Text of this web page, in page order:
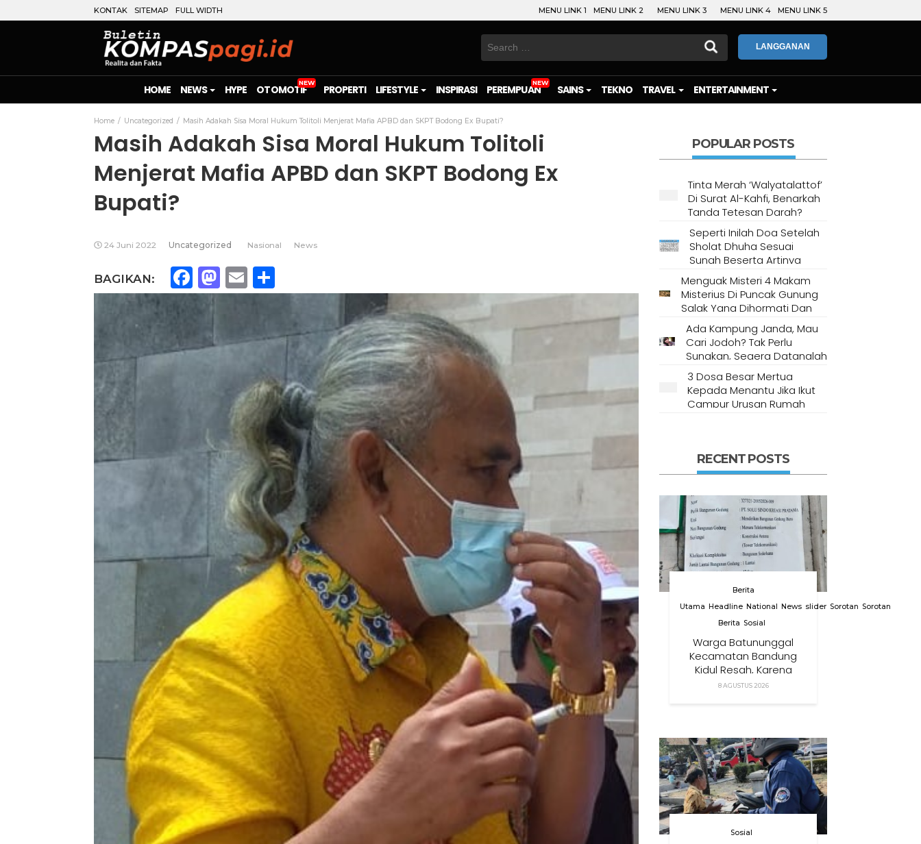
KONTAK SITEMAP FULL WIDTH MENU LINK 1 MENU LINK 2 MENU LINK 3 MENU LINK 4 MENU LINK 5
Search
LANGGANAN
HOME NEWS HYPE OTOMOTIF PROPERTI LIFESTYLE INSPIRASI PEREMPUAN SAINS TEKNO TRAVEL ENTERTAINMENT
Home Uncategorized Masih Adakah Sisa Moral Hukum Tolitoli Menjerat Mafia APBD dan SKPT Bodong Ex Bupati?
Masih Adakah Sisa Moral Hukum Tolitoli
Menjerat Mafia APBD dan SKPT Bodong Ex
Bupati?
24 Juni 2022 Uncategorized Nasional News
BAGIKAN: Facebook
Mastodon
Email
POPULAR POSTS
Tinta Merah ‘Walyatalattof’
Di Surat Al-Kahfi, Benarkah
Tanda Tetesan Darah?
Seperti Inilah Doa Setelah
Sholat Dhuha Sesuai
Sunah Beserta Artinya
Menguak Misteri 4 Makam
Misterius Di Puncak Gunung
Salak Yang Dihormati Dan
Dianggap Tempat Suci Oleh
Masyarakat Setempat
Ada Kampung Janda, Mau
Cari Jodoh? Tak Perlu
Sungkan, Segera Datanglah
Ke Desa Ini
3 Dosa Besar Mertua
Kepada Menantu Jika Ikut
Campur Urusan Rumah
RECENT POSTS
Berita
Utama Headline National News slider Sorotan Sorotan
Berita Sosial
Warga Batununggal
Kecamatan Bandung
Kidul Resah, Karena
Relokasi Tower
8 AGUSTUS 2026
Sosial